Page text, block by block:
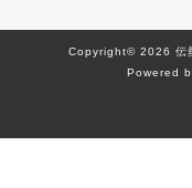
Copyright© 2026 伝
Powered